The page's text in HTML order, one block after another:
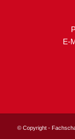
E-
© Copyright -